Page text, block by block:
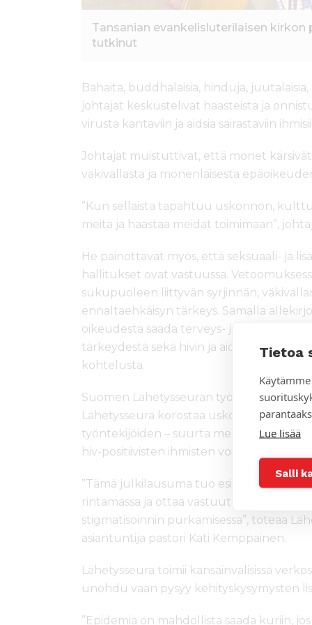
Tietoa
Lue lisää
Salli
Tansanian evankelisluterilaisen
tutkinut
Bahaita, buddhalaisia, hinduja,
johtajat keskustelivat haasteista ja
virusta kantaviin ja aidsia sairastaviin
Johtajat muistuttivat, että monet
väkivallasta ja monenlaisesta
”Kun sellaista tapahtuu uskonnon,
meitä ja haastaa meidät toimimaan”,
He painottavat myös, että seksuaali- ja
hallitukset ovat vastuussa.
sukupuoleen liittyvän syrjinnän,
ennaltaehkäisyn tärkeys. Samalla
oikeudesta saada terveys- ja
tärkeydestä sekä hivin ja aidsin kanssa
kohtelusta.
Suomen Lähetysseuran työssä hiv ja
Lähetysseura korostaa uskonnollisten
työntekijöiden – suurta merkitystä
hiv-positiivisten ihmisten
”Tämä julkilausuma tuo esille sen, että
rintamassa ja ottaa vastuuta hiv-
stigmatisoinnin purkamisessa”, toteaa
asiantuntija pastori Kati Kemppainen.
Lähetysseura toimii kansainvälisissä
unohdu vaan pysyy kehityskysymysten
”Epidemia on mahdollista saada kuriin,